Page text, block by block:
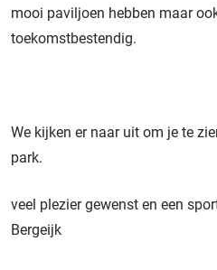
mooi paviljoen hebben maar
toekomstbestendig.
We kijken er naar uit om je te
park.
veel plezier gewenst en een
Bergeijk